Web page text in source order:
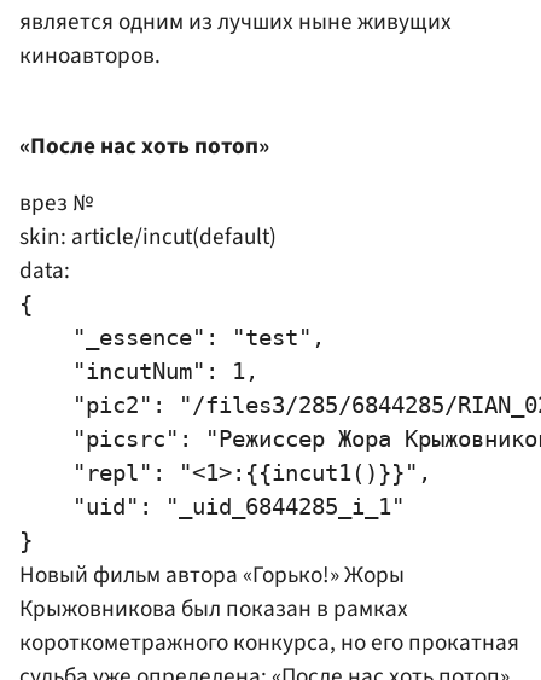
является одним из лучших ныне живущих
киноавторов.
«После нас хоть потоп»
врез №
skin: article/incut(default)
data:
{
    "_essence": "test",
    "incutNum": 1,
"pic2": "/files3/285/6844285/
"picsrc": "Режиссер Жора
    "repl": "<1>:{{incut1()}}",
    "uid": "_uid_6844285_i_1"
Новый фильм автора «Горько!»Жоры
Крыжовникова был показан в рамках
короткометражного конкурса, но его прокатная